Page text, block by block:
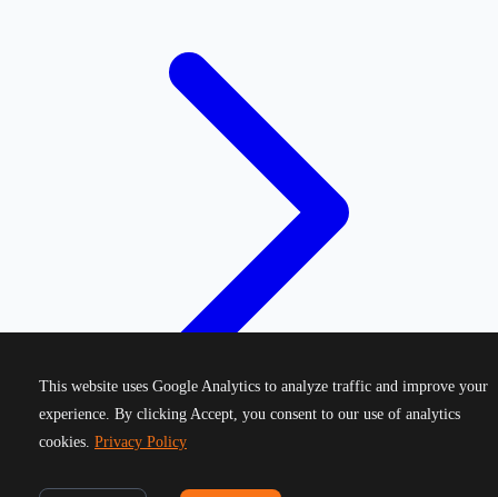
2026Greek Running Events. All rights reserved.
This website uses Google Analytics to analyze traffic and improve your
experience. By clicking Accept, you consent to our use of analytics
cookies. Privacy Policy